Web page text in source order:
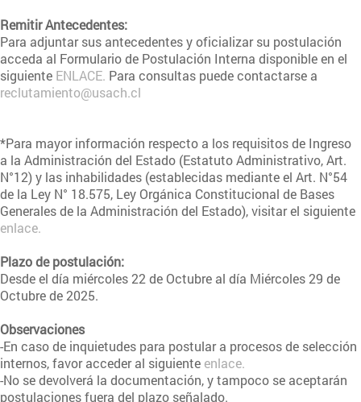
Remitir Antecedentes:
Para adjuntar sus antecedentes y oficializar su postulación
acceda al Formulario de Postulación Interna disponible en el
siguiente ENLACE. Para consultas puede contactarse a
reclutamiento@usach.cl
*Para mayor información respecto a los requisitos de Ingreso
a la Administración del Estado (Estatuto Administrativo, Art.
N°12) y las inhabilidades (establecidas mediante el Art. N°54
de la Ley N° 18.575, Ley Orgánica Constitucional de Bases
Generales de la Administración del Estado), visitar el siguiente
enlace.
Plazo de postulación:
Desde el día miércoles 22 de Octubre al día Miércoles 29 de
Octubre de 2025.
Observaciones
-En caso de inquietudes para postular a procesos de selección
internos, favor acceder al siguiente enlace.
-No se devolverá la documentación, y tampoco se aceptarán
postulaciones fuera del plazo señalado.